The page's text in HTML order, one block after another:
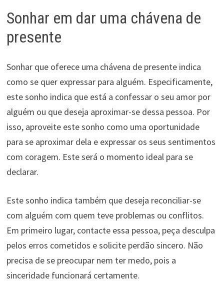
Sonhar em dar uma chávena de
presente
Sonhar que oferece uma chávena de presente indica
como se quer expressar para alguém. Especificamente,
este sonho indica que está a confessar o seu amor por
alguém ou que deseja aproximar-se dessa pessoa. Por
isso, aproveite este sonho como uma oportunidade
para se aproximar dela e expressar os seus sentimentos
com coragem. Este será o momento ideal para se
declarar.
Este sonho indica também que deseja reconciliar-se
com alguém com quem teve problemas ou conflitos.
Em primeiro lugar, contacte essa pessoa, peça desculpa
pelos erros cometidos e solicite perdão sincero. Não
precisa de se preocupar nem ter medo, pois a
sinceridade funcionará certamente.